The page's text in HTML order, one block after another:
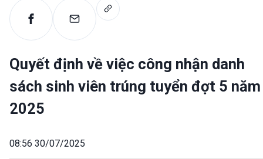
Quyết định về việc công nhận danh
sách sinh viên trúng tuyển đợt 5 năm
2025
08:56 30/07/2025